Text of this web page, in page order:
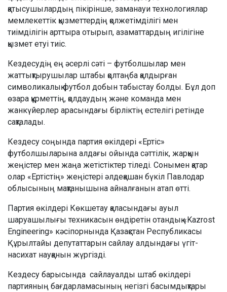
қатысушылардың пікірінше, заманауи технологиялар
мемлекеттік қызметтердің қолжетімділігі мен
тиімділігін арттыра отырып, азаматтардың игілігіне
қызмет етуі тиіс.
Кездесудің ең әсерлі сәті – футболшылар мен
жаттықтырушылар штабы қолтаңба қалдырған
символикалық футбол добын табыстау болды. Бұл доп
өзара құрметтің, қолдаудың және команда мен
жанкүйерлер арасындағы бірліктің естелігі ретінде
сақталады.
Кездесу соңында партия өкілдері «Ертіс»
футболшыларына алдағы ойында сәттілік, жарқын
жеңістер мен жаңа жетістіктер тіледі. Сонымен қатар
олар «Ертістің» жеңістері әлдеқашан бүкіл Павлодар
облысының мақтанышына айналғанын атап өтті.
Партия өкілдері Көкшетау қаласындағы ауыл
шаруашылығы техникасын өндіретін отандық «Kazrost
Engineering» кәсіпорнында Қазақстан Республикасы
Құрылтайы депутаттарын сайлау алдындағы үгіт-
насихат науқанын жүргізді.
Кездесу барысында сайлауалды штаб өкілдері
партияның бағдарламасының негізгі басымдықтары